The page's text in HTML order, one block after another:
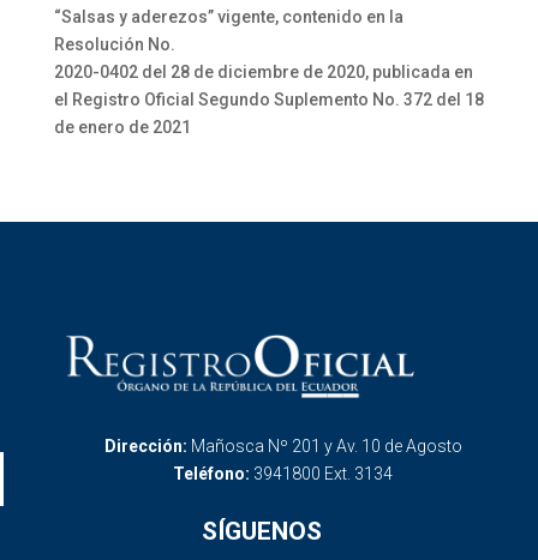
“Salsas y aderezos” vigente, contenido en la
Resolución No.
2020-0402 del 28 de diciembre de 2020, publicada en
el Registro Oficial Segundo Suplemento No. 372 del 18
de enero de 2021
Dirección: Mañosca Nº 201 y Av. 10 de Agosto
Teléfono: 3941800 Ext. 3134
SÍGUENOS